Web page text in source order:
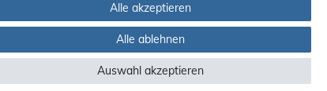
Alle akzeptieren
Alle ablehnen
Auswahl akzeptieren